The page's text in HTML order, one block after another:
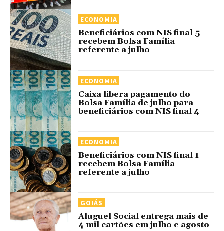
ECONOMIA
Beneficiários com NIS final 5
recebem Bolsa Família
referente a julho
ECONOMIA
Caixa libera pagamento do
Bolsa Família de julho para
beneficiários com NIS final 4
ECONOMIA
Beneficiários com NIS final 1
recebem Bolsa Família
referente a julho
GOIÁS
Aluguel Social entrega mais de
4 mil cartões em julho e agosto